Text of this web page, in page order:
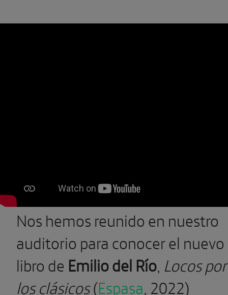
Nos hemos reunido en nuestro
auditorio para conocer el nuevo
libro de Emilio del Río, Locos por
los clásicos(Espasa, 2022)